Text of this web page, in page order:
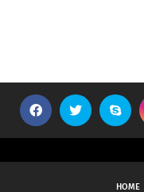
HOME